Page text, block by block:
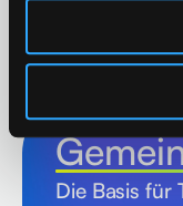
Antrieb für
Die Basis für